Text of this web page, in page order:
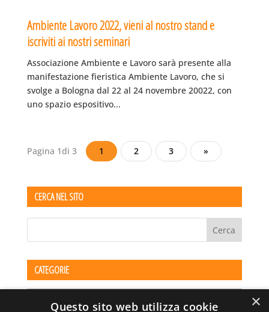
Ambiente Lavoro 2022, vieni al nostro stand e
iscriviti ai nostri seminari
Associazione Ambiente e Lavoro sarà presente alla
manifestazione fieristica Ambiente Lavoro, che si
svolge a Bologna dal 22 al 24 novembre 20022, con
uno spazio espositivo...
Pagina 1di 3 1 2 3 »
CERCA NEL SITO
CATEGORIE
×
Questo sito web utilizza cookie